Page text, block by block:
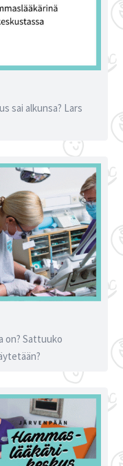
sai alkunsa? Lars
on? Sattuuko